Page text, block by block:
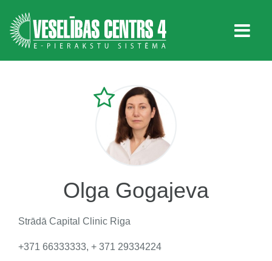
Olga Gogajeva
Strādā Capital Clinic Riga
+371 66333333, + 371 29334224